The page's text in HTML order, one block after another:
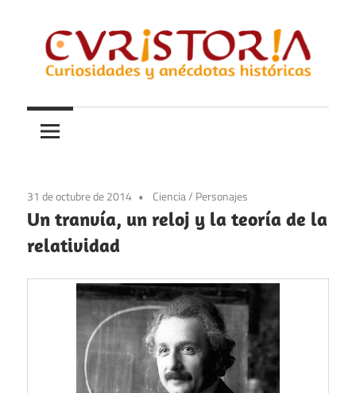
contenido
Curistoria
y
anécdotas
historia
31 de octubre de 2014 Ciencia/ Personajes
Un tranvía, un reloj y la teoría de la
relatividad